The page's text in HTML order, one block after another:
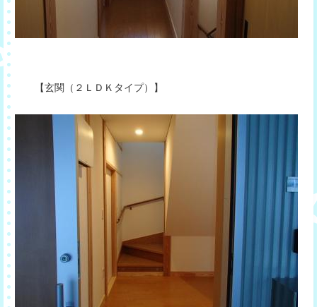
【玄関（２ＬＤＫタイプ）】